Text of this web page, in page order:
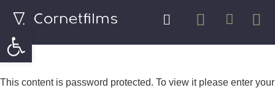
Abrir barra de herramientas
This content is password protected. To view it please enter your